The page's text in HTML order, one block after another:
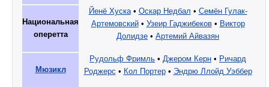
Национальная
оперетта
Йенё Хуска• Оскар Недбал • Семён Гулак-
Артемовский• Узеир Гаджибеков• Виктор
Долидзе • Артемий Айвазян
Мюзикл
Рудольф Фримль • Джером Керн • Ричард
Роджерс • Кол Портер• Эндрю Ллойд Уэббер